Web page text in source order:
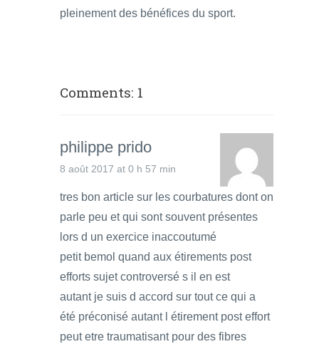
pleinement des bénéfices du sport.
Comments: 1
philippe prido
8 août 2017 at 0 h 57 min
tres bon article sur les courbatures dont on
parle peu et qui sont souvent présentes
lors d un exercice inaccoutumé
petit bemol quand aux étirements post
efforts sujet controversé s il en est
autant je suis d accord sur tout ce qui a
été préconisé autant l étirement post effort
peut etre traumatisant pour des fibres